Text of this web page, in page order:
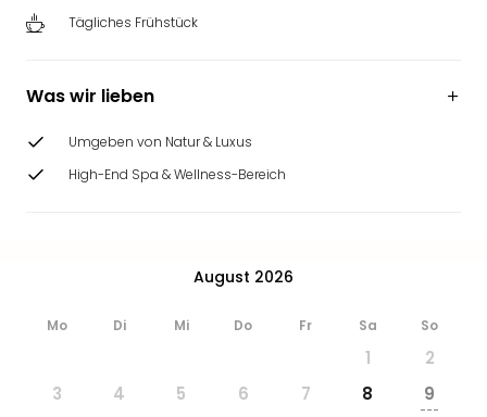
Tägliches Frühstück
Was wir lieben
Umgeben von Natur & Luxus
High-End Spa & Wellness-Bereich
August 2026
Mo Di Mi Do Fr Sa So
1
2
3
4 5 6 7 8 9
---